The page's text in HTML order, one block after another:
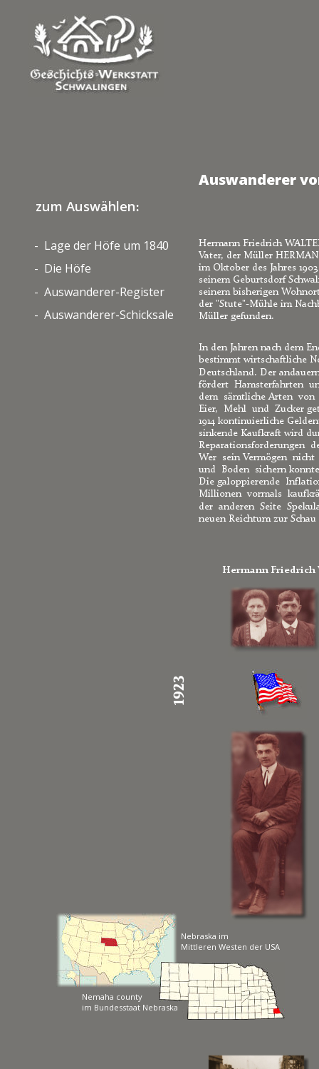
Hermann Friedrich
Auswanderer
Hermann Friedrich
Vater, der Müller
im Oktober des Jahres
seinem Geburtsdorf
seinem bisherigen
der "Stute"-Mühle im
Müller gefunden.
In den Jahren nach dem
bestimmt wirtschaftliche
Deutschland. Der
fördert  Hamsterfahrten
dem  sämtliche Arten
Eier,  Mehl  und  Zucker
1914 kontinuierliche
sinkende Kaufkraft wird
Reparationsforderungen
Wer  sein Vermögen
und  Boden  sichern
Die galoppierende
Millionen  vormals
der  anderen  Seite
neuen Reichtum zur
- Lage der Höfe um 1840
- Die Höfe
- Auswanderer-Register
- Auswanderer-Schicksale
zum Auswählen:
Nebraska im
Mittleren Westen der USA
Nemaha county
im Bundesstaat Nebraska